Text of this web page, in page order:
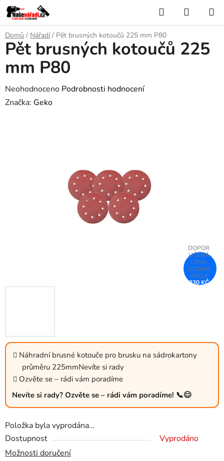
Přejít
na
obsah
Hledat
KOŠÍK
Domů / Nářadí / Pět brusných kotoučů 225 mm P80
Náhradní brusné kotouče pro brusku na sádrokartony
průměru 225mmNevíte si rady
Ozvěte se – rádi vám poradíme
Nevíte si rady? Ozvěte se – rádi vám poradíme! 📞😊
Položka byla vyprodána…
Dostupnost
Vyprodáno
Možnosti doručení
Pět brusných kotoučů 225
mm P80
Průměrné
hodnocení
Neohodnoceno Podrobnosti hodnocení
Značka: Geko
230 KČ